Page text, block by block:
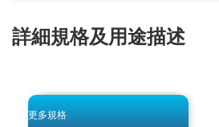
詳細規格及用途描述
更多規格
click to begin
-0 KB .pdf